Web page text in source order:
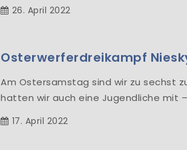
26. April 2022
Osterwerferdreikampf
Am Ostersamstag sind wir zu sechst
hatten wir auch eine Jugendliche mit
17. April 2022